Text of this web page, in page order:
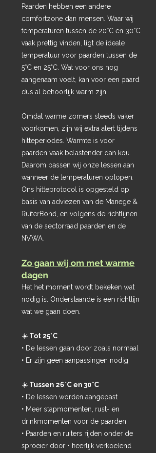
​Paarden hebben een andere
comfortzone dan mensen. Waar wij
temperaturen tussen de 20°C en 30°C
vaak prettig vinden, ligt de ideale
temperatuur voor paarden tussen de
5°C en 25°C. Wat voor ons nog
aangenaam voelt, kan voor een paard
dus al behoorlijk warm zijn.
Omdat warme zomers steeds vaker
voorkomen, zijn wij extra alert tijdens
hitteperiodes. Warmte is voor
paarden vaak belastender dan kou.
Daarom passen wij onze lessen aan
wanneer de temperaturen oplopen.
Ons hitteprotocol is opgesteld op
basis van adviezen van de Manege &
RuiterBond, en volgens de richtlijnen
van de sectorraad paarden en de
NVWA.
Zo gaan wij om met warme
dagen
​Het het moment wordt bekeken wat
nodig is. Onderstaande is een richtlijn
wat we gaan doen.
☀️ Tot 25°C
• De lessen gaan door zoals normaal
• Er zijn geen aanpassingen nodig
☀️ Tussen 26°C en 30°C
• De lessen worden aangepast
• Meer stapmomenten, rust- en
drinkmomenten voor de paarden
• Paarden en ruiters rijden onder de
sproeier door • heerlijk verkoelend